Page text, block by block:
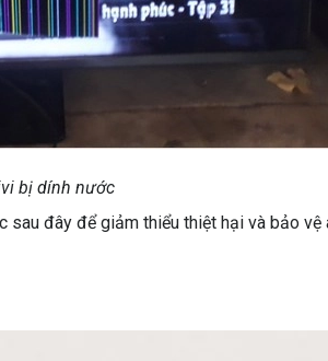
bị dính nước
sau đây để giảm thiểu thiệt hại và bảo vệ